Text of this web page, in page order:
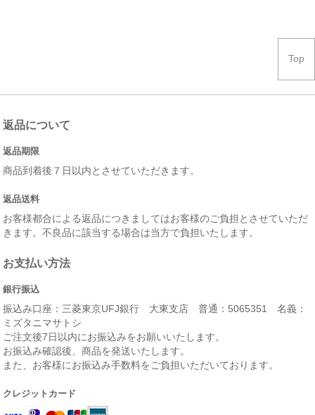
Top
返品について
返品期限
商品到着後７日以内とさせていただきます。
返品送料
お客様都合による返品につきましてはお客様のご負担とさせていただ
きます。不良品に該当する場合は当方で負担いたします。
お支払い方法
銀行振込
振込み口座：三菱東京UFJ銀行 大東支店 普通：5065351 名義：
ミズタニマサトシ
ご注文後7日以内にお振込みをお願いいたします。
お振込み確認後、商品を発送いたします。
また、お客様にお振込み手数料をご負担いただいております。
クレジットカード